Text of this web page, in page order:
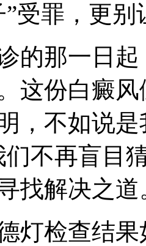
”受罪，更
的那一日
这份白癜
，不如说
们不再盲目
找解决之道
灯检查结